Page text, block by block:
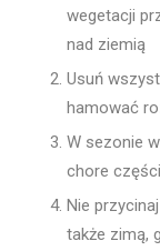
wegetacji
nad ziemią
Usuń
hamować
W sezonie
chore
Nie
także zimą,